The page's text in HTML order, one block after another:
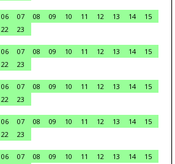
06 07 08 09 10 11 12 13 14
15
22
23
06 07 08 09 10 11 12 13 14
15
22
23
06 07 08 09 10 11 12 13 14
15
22
23
06 07 08 09 10 11 12 13 14
15
22
23
06 07 08 09 10 11 12 13 14
15